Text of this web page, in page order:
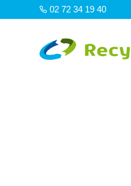
02 72 34 19 40